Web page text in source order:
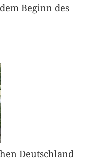
Beginn des
Deutschland